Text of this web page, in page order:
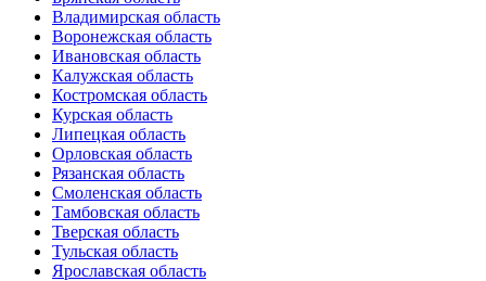
Владимирская область
Воронежская область
Ивановская область
Калужская область
Костромская область
Курская область
Липецкая область
Орловская область
Рязанская область
Смоленская область
Тамбовская область
Тверская область
Тульская область
Ярославская область